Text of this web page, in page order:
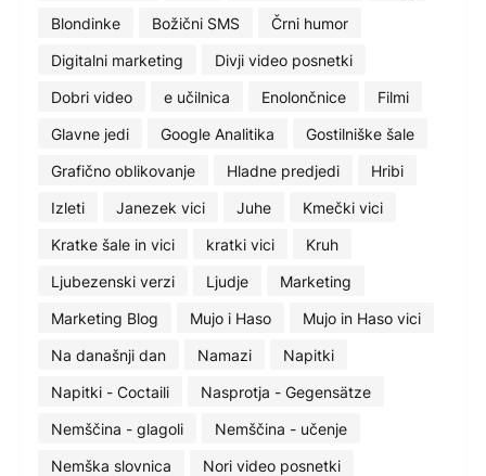
Blondinke
Božični SMS
Črni humor
Digitalni marketing
Divji video posnetki
Dobri video
e učilnica Enolončnice
Filmi
Glavne jedi
Google Analitika
Gostilniške šale
Grafično oblikovanje
Hladne predjedi
Hribi
Izleti
Janezek vici Juhe
Kmečki vici
Kratke šale in vici
kratki vici
Kruh
Ljubezenski verzi
Ljudje
Marketing
Marketing Blog
Mujo i Haso
Mujo in Haso vici
Na današnji dan
Namazi
Napitki
Napitki - Coctaili
Nasprotja - Gegensätze
Nemščina - glagoli
Nemščina - učenje
Nemška slovnica
Nori video posnetki